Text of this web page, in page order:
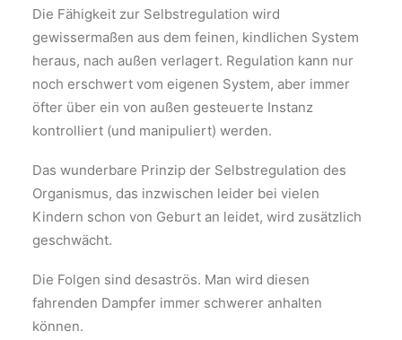
Die Fähigkeit zur Selbstregulation wird
gewissermaßen aus dem feinen, kindlichen System
heraus, nach außen verlagert. Regulation kann nur
noch erschwert vom eigenen System, aber immer
öfter über ein von außen gesteuerte Instanz
kontrolliert (und manipuliert) werden.
Das wunderbare Prinzip der Selbstregulation des
Organismus, das inzwischen leider bei vielen
Kindern schon von Geburt an leidet, wird zusätzlich
geschwächt.
Die Folgen sind desaströs. Man wird diesen
fahrenden Dampfer immer schwerer anhalten
können.